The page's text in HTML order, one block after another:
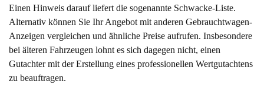
Einen Hinweis darauf liefert die sogenannte Schwacke-Liste.
Alternativ können Sie Ihr Angebot mit anderen Gebrauchtwagen-
Anzeigen vergleichen und ähnliche Preise aufrufen. Insbesondere
bei älteren Fahrzeugen lohnt es sich dagegen nicht, einen
Gutachter mit der Erstellung eines professionellen Wertgutachtens
zu beauftragen.